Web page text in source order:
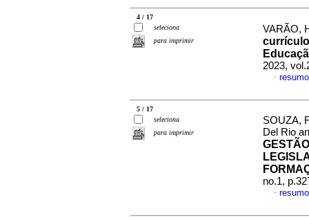
4 / 17
seleciona
para imprimir
VARÃO,
2023,
·
5 / 17
seleciona
para imprimir
SOUZA,
Del Rio
no.1,
·